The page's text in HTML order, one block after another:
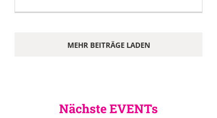
MEHR BEITRÄGE LADEN
Nächste EVENTs